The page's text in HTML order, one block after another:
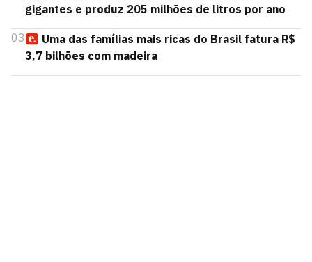
gigantes e produz 205 milhões de litros por ano
03
Uma das famílias mais ricas do Brasil fatura R$
3,7 bilhões com madeira